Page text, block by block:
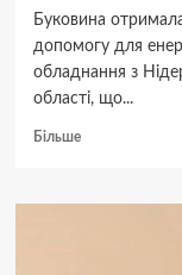
Буковина
допомогу для
обладнання з
області, що...
БільшеДокладніше
зміцнює